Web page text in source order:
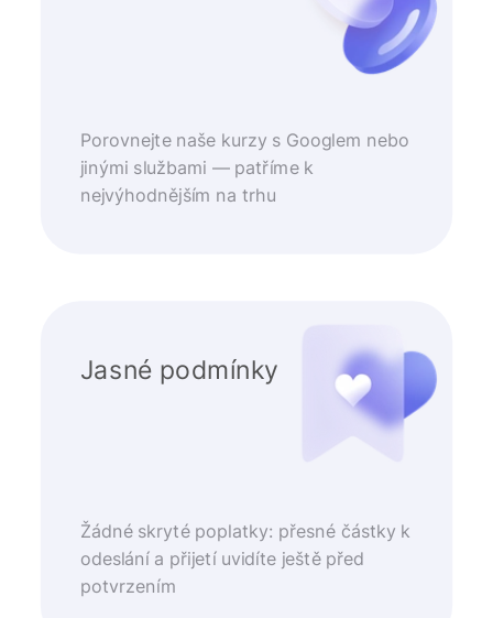
Porovnejte naše kurzy s Googlem nebo
jinými službami — patříme k
nejvýhodnějším na trhu
Jasné podmínky
Žádné skryté poplatky: přesné částky k
odeslání a přijetí uvidíte ještě před
potvrzením